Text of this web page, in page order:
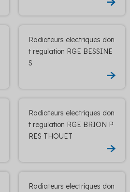
Radiateurs electriques don
t regulation RGE BESSINE
S
Radiateurs electriques don
t regulation RGE BRION P
RES THOUET
Radiateurs electriques don